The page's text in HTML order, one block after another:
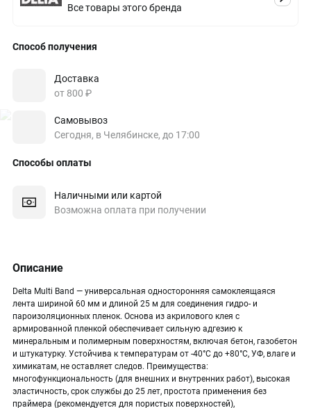
Все товары этого бренда
Способ получения
Доставка
от 800 ₽
Самовывоз
Сегодня, в Челябинске, до 17:00
Способы оплаты
Наличными или картой
Возможна оплата при получении
Описание
Delta Multi Band — универсальная односторонняя самоклеящаяся
лента шириной 60 мм и длиной 25 м для соединения гидро- и
пароизоляционных пленок. Основа из акрилового клея с
армированной пленкой обеспечивает сильную адгезию к
минеральным и полимерным поверхностям, включая бетон, газобетон
и штукатурку. Устойчива к температурам от -40°C до +80°C, УФ, влаге и
химикатам, не оставляет следов. Преимущества:
многофункциональность (для внешних и внутренних работ), высокая
эластичность, срок службы до 25 лет, простота применения без
праймера (рекомендуется для пористых поверхностей),